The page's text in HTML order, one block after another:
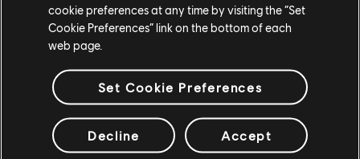
classé) sont également disponibles gratuitement dans
l'accès Starter.
À bientôt sur les circuits !
cookie preferences at any time by visiting the “Set
Cookie Preferences” link on the bottom of each
web page.
Set Cookie Preferences
Decline Accept